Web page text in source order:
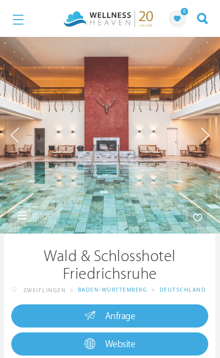
0
Infos
Wald & Schlosshotel
Friedrichsruhe
ZWEIFLINGEN > BADEN-WÜRTTEMBERG > DEUTSCHLAND
Anfrage
Website